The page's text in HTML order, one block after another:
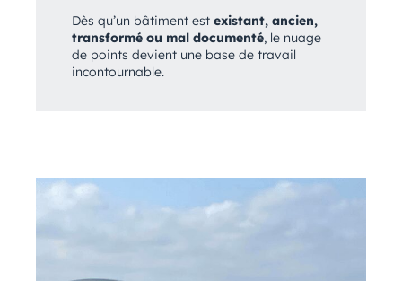
Dès qu’un bâtiment est existant, ancien,
transformé ou mal documenté, le nuage
de points devient une base de travail
incontournable.